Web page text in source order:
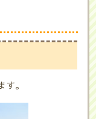
。